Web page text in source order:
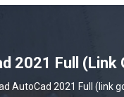
2021 Full (link
AutoCad 2021 Full (link